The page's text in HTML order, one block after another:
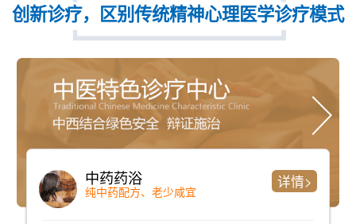
创新诊疗，区别传统精神心理医学诊疗模式
中药药浴
纯中药配方、老少咸宜
详情>